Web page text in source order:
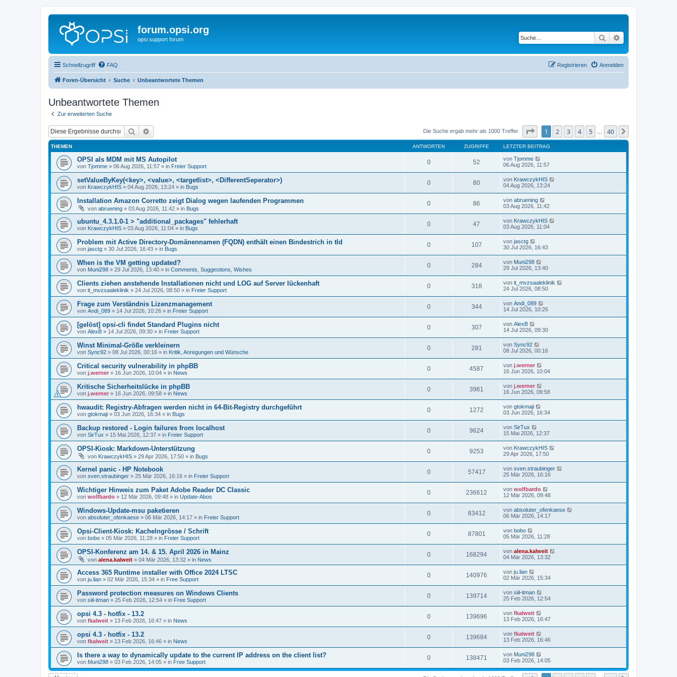
forum.opsi.org
opsi support forum Suche
Schnellzugriff FAQ Anmelden
Registrieren
Foren-Übersicht Suche Unbeantwortete Themen
Unbeantwortete Themen
Zur erweiterten Suche
Suche Die Suche ergab mehr als 1000 Treffer Seite von40
1 2 3 4 5 40
THEMEN ANTWORTEN ZUGRIFFE LETZTER BEITRAG
OPSI als MDM mit MS Autopilot
von Tjomme » 06 Aug 2026, 11:57 » in Freier Support
0 52 von Tjomme
06 Aug 2026, 11:57
setValueByKey(<key>, <value>, <targetlist>, <DifferentSeperator>)
von KrawczykHIS » 04 Aug 2026, 13:24 » in Bugs
0 80 von KrawczykHIS
04 Aug 2026, 13:24
Installation Amazon Corretto zeigt Dialog wegen laufenden Programmen
von abruening » 03 Aug 2026, 11:42 » in Bugs
0 86 von abruening
03 Aug 2026, 11:42
ubuntu_4.3.1.0-1 > "additional_packages" fehlerhaft
von KrawczykHIS » 03 Aug 2026, 11:04 » in Bugs
0 47 von KrawczykHIS
03 Aug 2026, 11:04
Problem mit Active Directory-Domänennamen (FQDN) enthält einen Bindestrich in tld
von jasctg » 30 Jul 2026, 16:43 » in Bugs
0 107 von jasctg
30 Jul 2026, 16:43
When is the VM getting updated?
von Muni298 » 29 Jul 2026, 13:40 » in Comments, Suggestions, Wishes
0 284 von Muni298
29 Jul 2026, 13:40
Clients ziehen anstehende Installationen nicht und LOG auf Server lückenhaft
von it_mvzsaaleklinik » 24 Jul 2026, 08:50 » in Freier Support
0 318 von it_mvzsaaleklinik
24 Jul 2026, 08:50
Frage zum Verständnis Lizenzmanagement
von Andi_089 » 14 Jul 2026, 10:26 » in Freier Support
0 344 von Andi_089
14 Jul 2026, 10:26
[gelöst] opsi-cli findet Standard Plugins nicht
von AlexB » 14 Jul 2026, 09:30 » in Freier Support
0 307 von AlexB
14 Jul 2026, 09:30
Winst Minimal-Größe verkleinern
von Sync92 » 08 Jul 2026, 00:16 » in Kritik, Anregungen und Wünsche
0 281 von Sync92
08 Jul 2026, 00:16
Critical security vulnerability in phpBB
von j.werner » 16 Jun 2026, 10:04 » in News
0 4587 von j.werner
16 Jun 2026, 10:04
Kritische Sicherheitslücke in phpBB
von j.werner » 16 Jun 2026, 09:58 » in News
0 3961 von j.werner
16 Jun 2026, 09:58
hwaudit: Registry-Abfragen werden nicht in 64-Bit-Registry durchgeführt
von gtokmaji » 03 Jun 2026, 16:34 » in Bugs
0 1272 von gtokmaji
03 Jun 2026, 16:34
Backup restored - Login failures from localhost
von SirTux » 15 Mai 2026, 12:37 » in Freier Support
0 9624 von SirTux
15 Mai 2026, 12:37
OPSI-Kiosk: Markdown-Unterstützung
von KrawczykHIS » 29 Apr 2026, 17:50 » in Bugs
0 9253 von KrawczykHIS
29 Apr 2026, 17:50
Kernel panic - HP Notebook
von sven.straubinger » 25 Mär 2026, 16:16 » in Freier Support
0 57417 von sven.straubinger
25 Mär 2026, 16:16
Wichtiger Hinweis zum Paket Adobe Reader DC Classic
von wolfbardo » 12 Mär 2026, 09:48 » in Update-Abos
0 236612 von wolfbardo
12 Mär 2026, 09:48
Windows-Update-msu paketieren
von absoluter_ofenkaese » 06 Mär 2026, 14:17 » in Freier Support
0 83412 von absoluter_ofenkaese
06 Mär 2026, 14:17
Opsi-Client-Kiosk: Kachelngrösse / Schrift
von bobo » 05 Mär 2026, 11:28 » in Freier Support
0 87801 von bobo
05 Mär 2026, 11:28
OPSI-Konferenz am 14. & 15. April 2026 in Mainz
von alena.kalweit » 04 Mär 2026, 13:32 » in News
0 168294 von alena.kalweit
04 Mär 2026, 13:32
Access 365 Runtime installer with Office 2024 LTSC
von ju.lian » 02 Mär 2026, 15:34 » in Free Support
0 140976 von ju.lian
02 Mär 2026, 15:34
Password protection measures on Windows Clients
von siil-itman » 25 Feb 2026, 12:54 » in Free Support
0 139714 von siil-itman
25 Feb 2026, 12:54
opsi 4.3 - hotfix - 13.2
von fkalweit » 13 Feb 2026, 16:47 » in News
0 139696 von fkalweit
13 Feb 2026, 16:47
opsi 4.3 - hotfix - 13.2
von fkalweit » 13 Feb 2026, 16:46 » in News
0 139684 von fkalweit
13 Feb 2026, 16:46
Is there a way to dynamically update to the current IP address on the client list?
von Muni298 » 03 Feb 2026, 14:05 » in Free Support
0 138471 von Muni298
03 Feb 2026, 14:05